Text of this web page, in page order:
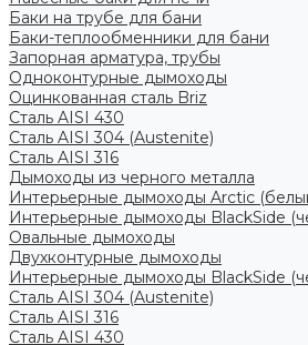
Баки на трубе для бани
Баки-теплообменники для бани
Запорная арматура, трубы
Одноконтурные дымоходы
Оцинкованная сталь Briz
Сталь AISI 430
Сталь AISI 304 (Austenite)
Сталь AISI 316
Дымоходы из черного металла
Интерьерные дымоходы Arctic
Интерьерные дымоходы BlackSide
Овальные дымоходы
Двухконтурные дымоходы
Интерьерные дымоходы BlackSide
Сталь AISI 304 (Austenite)
Сталь AISI 316
Сталь AISI 430